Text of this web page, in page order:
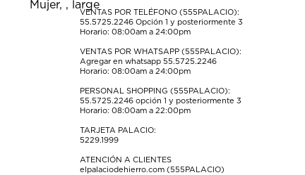
formularioformulario
de
formulario
de
formulario
de
formulario
de
envío.
VENTAS POR TELÉFONO (555PALACIO):
55.5725.2246 Opción 1 y posteriormente 3
Horario: 08:00am a 24:00pm
VENTAS POR WHATSAPP (555PALACIO):
Agregar en whatsapp 55.5725.2246
Horario: 08:00am a 24:00pm
PERSONAL SHOPPING (555PALACIO):
55.5725.2246 opción 1 y posteriormente 3
Horario: 08:00am a 22:00pm
TARJETA PALACIO:
5229.1999
ATENCIÓN A CLIENTES
elpalaciodehierro.com (555PALACIO)